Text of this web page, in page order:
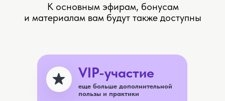
К основным эфирам, бонусам
и материалам вам будут также доступны
VIP-участие
еще больше дополнительной
пользы и практики